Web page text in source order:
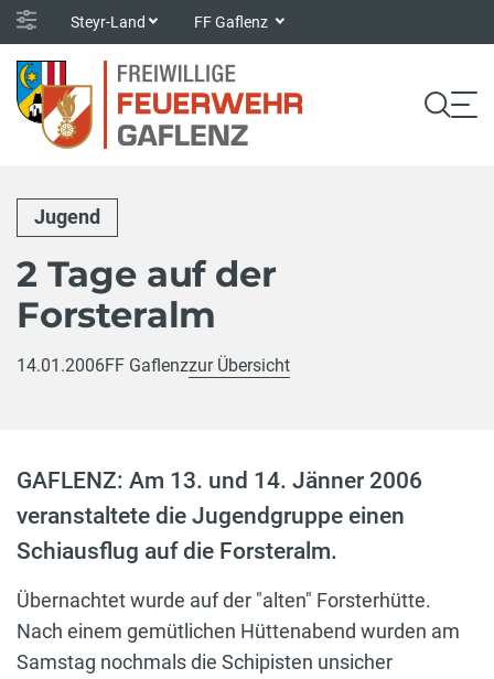
Steyr-Land FF Gaflenz
Jugend
2 Tage auf der
Forsteralm
14.01.2006FF Gaflenzzur Übersicht
GAFLENZ: Am 13. und 14. Jänner 2006
veranstaltete die Jugendgruppe einen
Schiausflug auf die Forsteralm.
Übernachtet wurde auf der "alten" Forsterhütte.
Nach einem gemütlichen Hüttenabend wurden am
Samstag nochmals die Schipisten unsicher